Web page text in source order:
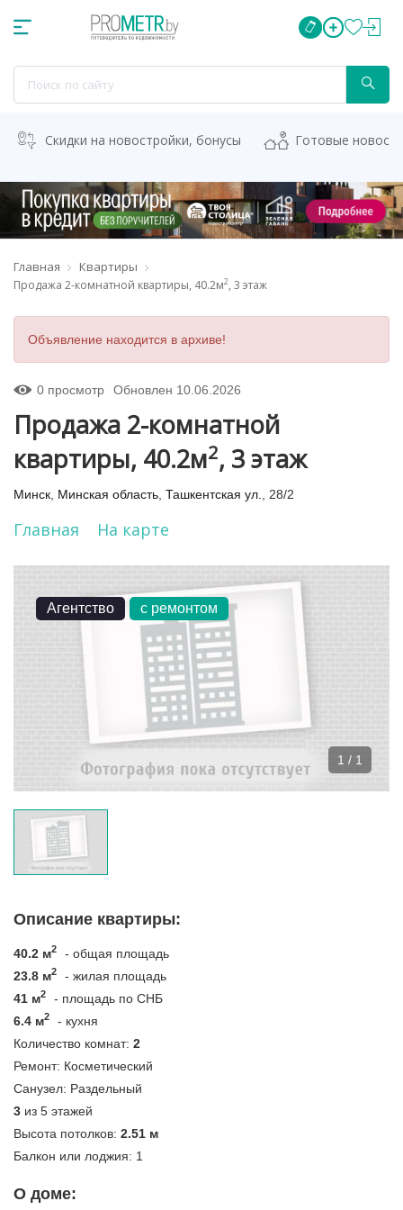
Скидки на новостройки, бонусы Готовые
Главная Квартиры
Продажа 2-комнатной квартиры, 40.2м2, 3 этаж
Объявление находится в архиве!
0 просмотр Обновлен 10.06.2026
Продажа 2-комнатной
квартиры, 40.2м2, 3 этаж
Минск Минская область Ташкентская ул. , 28/2
Главная На карте
1 / 1
Агентство с ремонтом
Описание квартиры:
40.2 м2
- общая площадь
23.8 м2
- жилая площадь
41 м2
- площадь по СНБ
6.4 м2
- кухня
Количество комнат: 2
Ремонт: Косметический
Санузел: Раздельный
3 из 5 этажей
Высота потолков: 2.51 м
Балкон или лоджия: 1
О доме: